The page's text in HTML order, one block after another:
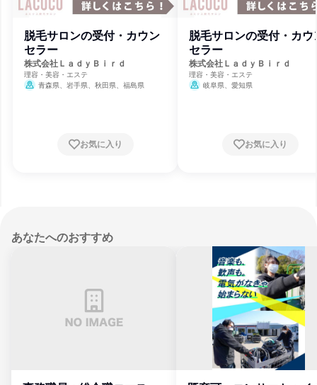
脱毛サロンの受付・カウン
セラー
株式会社ＬａｄｙＢｉｒｄ
理容・美容・エステ
青森県、岩手県、秋田県、福島県
お気に入り
脱毛サロンの受付・カウ
セラー
株式会社ＬａｄｙＢｉｒｄ
理容・美容・エステ
岐阜県、愛知県
お気に入り
あなたへのおすすめ